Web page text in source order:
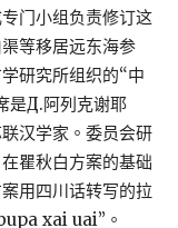
门小组负责修订这
等移居远东海参
研究所组织的“中
是Д.阿列克谢耶
汉学家。委员会研
瞿秋白方案的基础
用四川话转写的拉
xai uai”。